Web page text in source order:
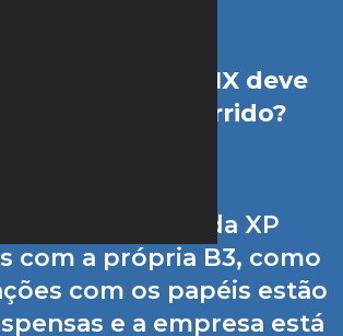
acionista da MMX deve
diante do ocorrido?
informações da XP
com a própria B3, como
com os papéis estão
e a empresa está